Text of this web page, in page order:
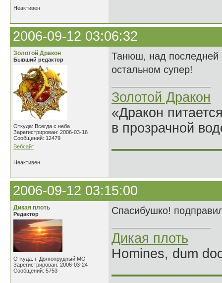
Неактивен
2006-09-12 03:06:32
Золотой Дракон
Бывший редактор
Откуда: Всегда с неба
Зарегистрирован: 2006-03-16
Сообщений: 12479
Вебсайт
Танюш, над последней
остальном супер!
Золотой Дракон
«Дракон
в прозрачной
Неактивен
2006-09-12 03:15:00
Дикая плоть
Редактор
Откуда: г. Долгопрудный МО
Зарегистрирован: 2006-03-24
Сообщений: 5753
Спасибушко!
Дикая плоть
Homines, dum